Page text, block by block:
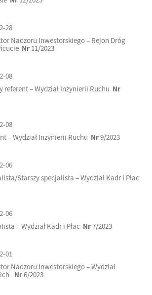
28
Nadzoru Inwestorskiego – Rejon Dróg
Nr 11/2023
08
referent – Wydział Inżynierii Ruchu Nr
08
– Wydział Inżynierii Ruchu Nr9/2023
06
Starszy specjalista – Wydział Kadr i Płac
06
– Wydział Kadr i Płac Nr7/2023
01
Nadzoru Inwestorskiego – Wydział
Nr6/2023